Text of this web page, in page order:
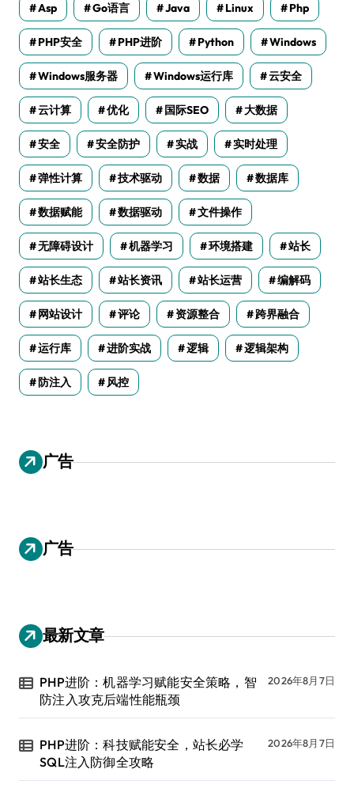
Asp Go语言 Java Linux Php
PHP安全 PHP进阶 Python Windows
Windows服务器 Windows运行库 云安全
云计算 优化 国际SEO 大数据
安全 安全防护 实战 实时处理
弹性计算 技术驱动 数据 数据库
数据赋能 数据驱动 文件操作
无障碍设计 机器学习 环境搭建 站长
站长生态 站长资讯 站长运营 编解码
网站设计 评论 资源整合 跨界融合
运行库 进阶实战 逻辑 逻辑架构
防注入 风控
广告
广告
最新文章
PHP进阶：机器学习赋能安全策略，智
防注入攻克后端性能瓶颈
2026年8月7日
PHP进阶：科技赋能安全，站长必学
SQL注入防御全攻略
2026年8月7日